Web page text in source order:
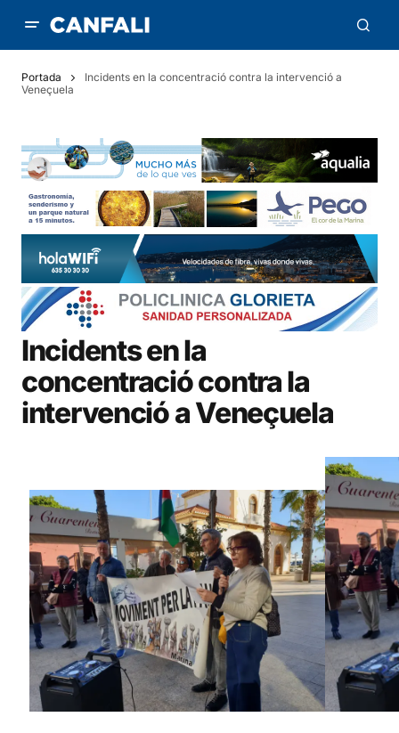
Portada
Incidents en la concentració contra la intervenció a
Veneçuela
Incidents en la
concentració contra la
intervenció a Veneçuela